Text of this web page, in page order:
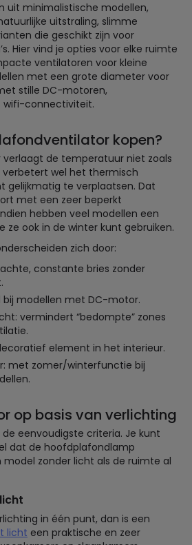
uit minimalistische modellen,
uitstraling, slimme
die geschikt zijn voor
Hier vind je opties voor elke ruimte
ventilatoren voor kleine
met een grote diameter voor
stille DC-motoren,
wifi-connectiviteit.
kopen?
de temperatuur niet zoals
wel het thermisch
gelijkmatig te verplaatsen. Dat
met een zeer beperkt
hebben veel modellen een
ze ook in de winter kunt gebruiken.
zich door:
constante bries zonder
bij modellen met DC-motor.
vermindert “bedompte” zones
element in het interieur.
met zomer/winterfunctie bij
op basis van verlichting
eenvoudigste criteria. Je kunt
dat de hoofdplafondlamp
zonder licht als de ruimte al
in één punt, dan is een
licht een praktische en zeer